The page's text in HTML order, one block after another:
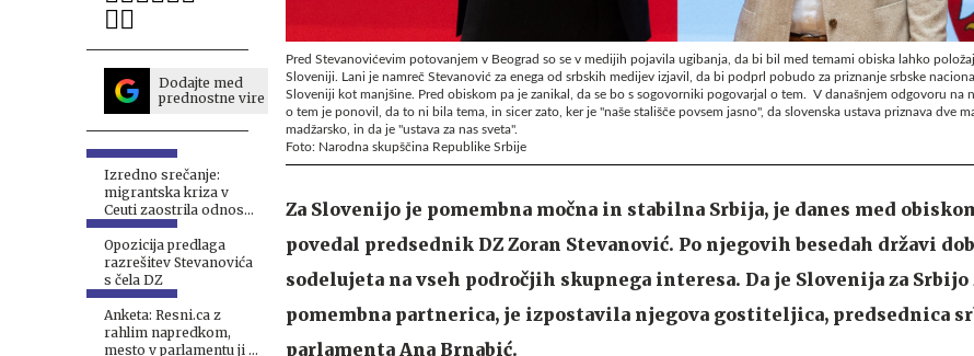
Dodajte med
prednostne vire
Izredno srečanje:
migrantska kriza v
Ceuti zaostrila odnose
v EU
Opozicija predlaga
razrešitev Stevanovića
s čela DZ
Anketa: Resni.ca z
rahlim napredkom,
mesto v parlamentu ji je
Pred Stevanovićevim potovanjem v Beograd so se v medijih pojavila ugibanja, da bi bil med temami obiska lahko
Sloveniji. Lani je namreč Stevanović za enega od srbskih medijev izjavil, da bi podprl pobudo za priznanje srbske
Sloveniji kot manjšine. Pred obiskom pa je zanikal, da se bo s sogovorniki pogovarjal o tem. V današnjem odgovoru na
o tem je ponovil, da to ni bila tema, in sicer zato, ker je "naše stališče povsem jasno", da slovenska ustava priznava dve
madžarsko, in da je "ustava za nas sveta".
Foto: Narodna skupščina Republike Srbije
Za Slovenijo je pomembna močna in stabilna Srbija, je danes med
povedal predsednik DZ Zoran Stevanović. Po njegovih besedah državi
sodelujeta na vseh področjih skupnega interesa. Da je Slovenija za Srbijo
pomembna partnerica, je izpostavila njegova gostiteljica, predsednica
parlamenta Ana Brnabić.